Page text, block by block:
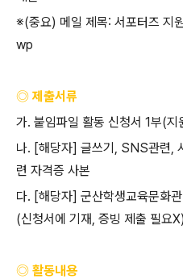
※(중요) 메일 제목: 서포터즈 지
wp
◎ 제출서류
가. 붙임파일 활동 신청서 1부(지
나. [해당자] 글쓰기 , SNS관련,
련 자격증 사본
다. [해당자] 군산학생교육문화
(신청서에 기재, 증빙 제출 필요X)
◎ 활동내용